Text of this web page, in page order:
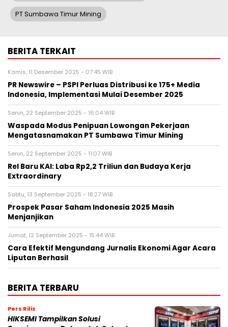
PT Sumbawa Timur Mining
BERITA TERKAIT
Kamis, 11 Desember 2025 - 07:45 WIB
PR Newswire – PSPI Perluas Distribusi ke 175+ Media
Indonesia, Implementasi Mulai Desember 2025
Senin, 22 September 2025 - 16:04 WIB
Waspada Modus Penipuan Lowongan Pekerjaan
Mengatasnamakan PT Sumbawa Timur Mining
Senin, 22 September 2025 - 11:07 WIB
Rel Baru KAI: Laba Rp2,2 Triliun dan Budaya Kerja
Extraordinary
Sabtu, 13 September 2025 - 18:27 WIB
Prospek Pasar Saham Indonesia 2025 Masih
Menjanjikan
Jumat, 12 September 2025 - 15:44 WIB
Cara Efektif Mengundang Jurnalis Ekonomi Agar Acara
Liputan Berhasil
BERITA TERBARU
Pers Rilis
HIKSEMI Tampilkan Solusi